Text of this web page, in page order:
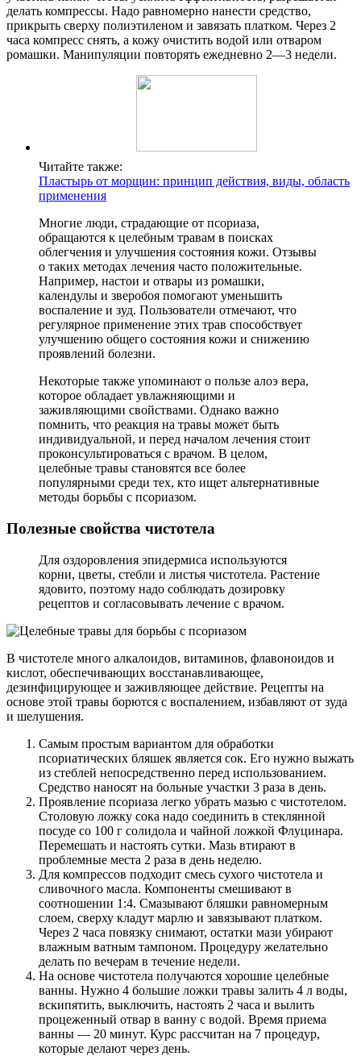
делать компрессы. Надо равномерно нанести средство,
прикрыть сверху полиэтиленом и завязать платком. Через 2
часа компресс снять, а кожу очистить водой или отваром
ромашки. Манипуляции повторять ежедневно 2—3 недели.
Читайте также:
Пластырь от морщин: принцип действия, виды, область
применения
Многие люди, страдающие от псориаза,
обращаются к целебным травам в поисках
облегчения и улучшения состояния кожи. Отзывы
о таких методах лечения часто положительные.
Например, настои и отвары из ромашки,
календулы и зверобоя помогают уменьшить
воспаление и зуд. Пользователи отмечают, что
регулярное применение этих трав способствует
улучшению общего состояния кожи и снижению
проявлений болезни.
Некоторые также упоминают о пользе алоэ вера,
которое обладает увлажняющими и
заживляющими свойствами. Однако важно
помнить, что реакция на травы может быть
индивидуальной, и перед началом лечения стоит
проконсультироваться с врачом. В целом,
целебные травы становятся все более
популярными среди тех, кто ищет альтернативные
методы борьбы с псориазом.
Полезные свойства чистотела
Для оздоровления эпидермиса используются
корни, цветы, стебли и листья чистотела. Растение
ядовито, поэтому надо соблюдать дозировку
рецептов и согласовывать лечение с врачом.
В чистотеле много алкалоидов, витаминов, флавоноидов и
кислот, обеспечивающих восстанавливающее,
дезинфицирующее и заживляющее действие. Рецепты на
основе этой травы борются с воспалением, избавляют от зуда
и шелушения.
Самым простым вариантом для обработки
псориатических бляшек является сок. Его нужно выжать
из стеблей непосредственно перед использованием.
Средство наносят на больные участки 3 раза в день.
Проявление псориаза легко убрать мазью с чистотелом.
Столовую ложку сока надо соединить в стеклянной
посуде со 100 г солидола и чайной ложкой Флуцинара.
Перемешать и настоять сутки. Мазь втирают в
проблемные места 2 раза в день неделю.
Для компрессов подходит смесь сухого чистотела и
сливочного масла. Компоненты смешивают в
соотношении 1:4. Смазывают бляшки равномерным
слоем, сверху кладут марлю и завязывают платком.
Через 2 часа повязку снимают, остатки мази убирают
влажным ватным тампоном. Процедуру желательно
делать по вечерам в течение недели.
На основе чистотела получаются хорошие целебные
ванны. Нужно 4 большие ложки травы залить 4 л воды,
вскипятить, выключить, настоять 2 часа и вылить
процеженный отвар в ванну с водой. Время приема
ванны — 20 минут. Курс рассчитан на 7 процедур,
которые делают через день.